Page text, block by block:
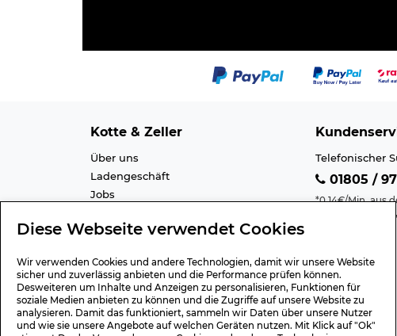
Diese Webseite verwendet Cookies
Wir verwenden Cookies und andere Technologien, damit wir unsere Website
sicher und zuverlässig anbieten und die Performance prüfen können.
Desweiteren um Inhalte und Anzeigen zu personalisieren, Funktionen für
soziale Medien anbieten zu können und die Zugriffe auf unsere Website zu
analysieren. Damit das funktioniert, sammeln wir Daten über unsere Nutzer
und wie sie unsere Angebote auf welchen Geräten nutzen. Mit Klick auf "Ok"
Kotte & Zeller
Über uns
Ladengeschäft
Jobs
Datenschutz
Impressum
Telefonischer
01805 /
*0,14€/Min. aus
Mobilfunk max.
Lexikon A-Z
Geschenk-Gutscheine Versand &